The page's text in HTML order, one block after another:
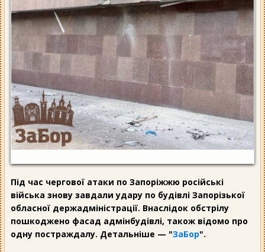
Під час чергової атаки по Запоріжжю російські
війська знову завдали удару по будівлі Запорізької
обласної держадміністрації. Внаслідок обстрілу
пошкоджено фасад адмінбудівлі, також відомо про
одну постраждалу. Детальніше — "ЗаБор".